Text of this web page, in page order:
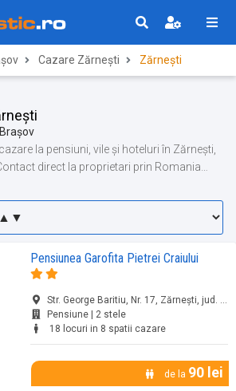
Cazare Zărnești Zărnești
la pensiuni, vile și hoteluri în Zărnești,
Pensiunea Garofita Pietrei Craiului
Str. George Baritiu, Nr. 17, Zărnești, jud. Brașov
Pensiune | 2 stele
18 locuri in 8 spatii cazare
de la 90 lei